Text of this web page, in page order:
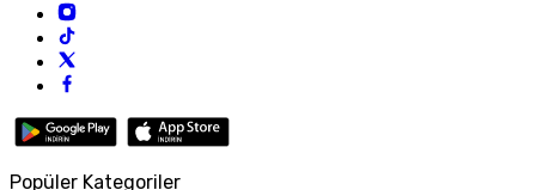
Popüler Kategoriler